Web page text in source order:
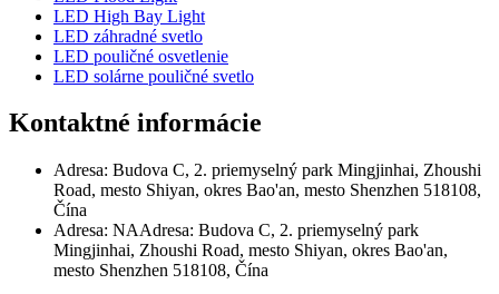
LED High Bay Light
LED záhradné svetlo
LED pouličné osvetlenie
LED solárne pouličné svetlo
Kontaktné informácie
Adresa: Budova C, 2. priemyselný park Mingjinhai, Zhoushi
Road, mesto Shiyan, okres Bao'an, mesto Shenzhen 518108,
Čína
Adresa: NAAdresa: Budova C, 2. priemyselný park
Mingjinhai, Zhoushi Road, mesto Shiyan, okres Bao'an,
mesto Shenzhen 518108, Čína